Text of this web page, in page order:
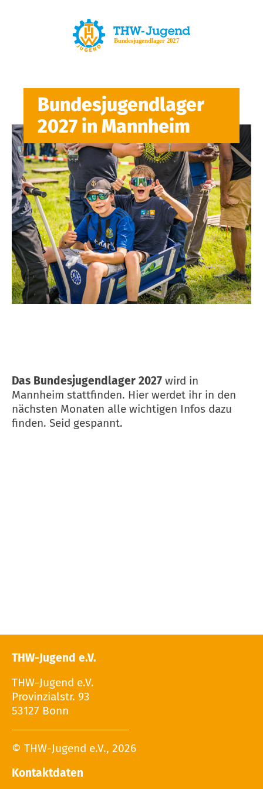
Bundesjugendlager
2027 in Mannheim
Das Bundesjugendlager 2027 wird in
Mannheim stattfinden. Hier werdet ihr in den
nächsten Monaten alle wichtigen Infos dazu
finden. Seid gespannt.
THW-Jugend e.V.
THW-Jugend e.V.
Provinzialstr. 93
53127 Bonn
© THW-Jugend e.V., 2026
Kontaktdaten